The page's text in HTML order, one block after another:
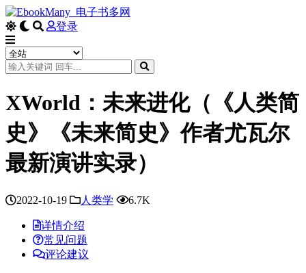
登录
XWorld：未来进化（《人类简
史》《未来简史》作者尤瓦尔
最新演讲实录）
2022-10-19 人类学 6.7K
详情介绍
常见问题
评论建议